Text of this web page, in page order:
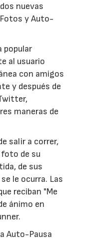
nuevas
y Auto-
popular
al usuario
con amigos
y después de
maneras de
salir a correr,
foto de su
de sus
le ocurra. Las
reciban "Me
ánimo en
Auto-Pausa